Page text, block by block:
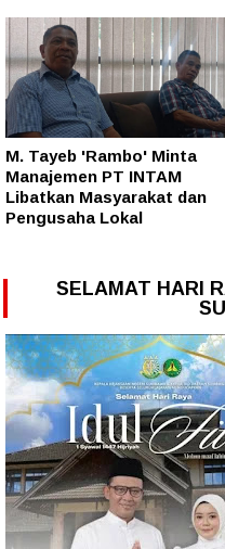
M. Tayeb 'Rambo' Minta
Manajemen PT INTAM
Libatkan Masyarakat dan
Pengusaha Lokal
SELAMAT HARI